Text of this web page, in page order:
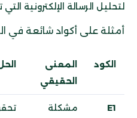
لتحليل الرسالة الإلكترونية
أمثلة على أكواد شائعة في
الكود
المعنى
الحقيقي
E1
مشكلة